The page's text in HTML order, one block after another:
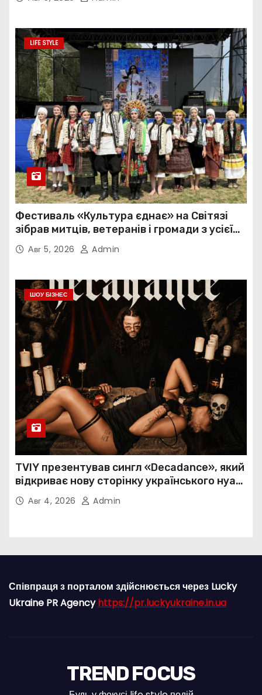
LIFE STYLE
Фестиваль «Культура єднає» на Світязі
зібрав митців, ветеранів і громади з усієї
України
Авг 5, 2026 Admin
ШОУ БІЗНЕС
TVIY презентував сингл «Decadance», який
відкриває нову сторінку українського нуар-
попуАвг 4, 2026 Admin
Співпраця з порталом здійснюється через Lucky
Ukraine PR Agencyhttps://pr.luckyukraine.in.ua
TREND FOCUS